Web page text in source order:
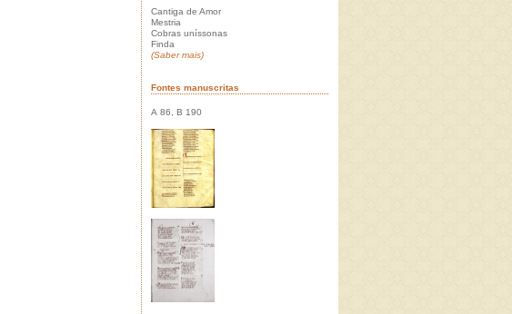
Cantiga de Amor
Mestria
Cobras uníssonas
Finda
(Saber mais)
Fontes manuscritas
A 86, B 190